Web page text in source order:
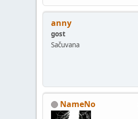
anny
gost
Sačuvana
NameNo